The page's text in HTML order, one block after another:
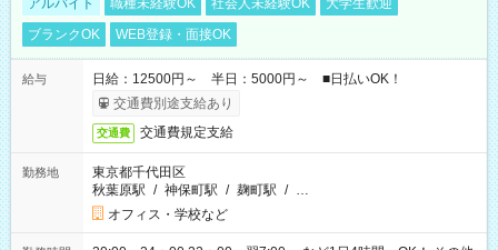
アルバイト 職種未経験OK 社会人未経験OK
大学生歓迎
ブランクOK
WEB登録・面接OK
給与
日給：12500円～ 半日：5000円～ ■日払いOK！
交通費別途支給あり
交通費 交通費規定支給
勤務地
東京都千代田区
秋葉原駅 / 神保町駅 / 麹町駅 / …
オフィス・学校など